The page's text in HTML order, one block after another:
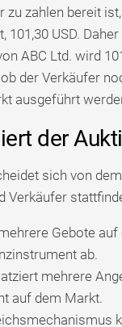
zu zahlen bereit
101,30 USD.
ABC Ltd. wird
der Verkäufer
ausgeführt
der
sich von
Verkäufer
Gebote
ab.
mehrere
auf dem Markt.